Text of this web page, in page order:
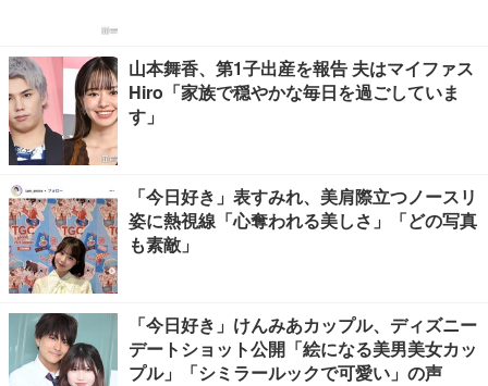
山本舞香、第1子出産を報告 夫はマイファス
Hiro「家族で穏やかな毎日を過ごしていま
す」
「今日好き」表すみれ、美肩際立つノースリ
姿に熱視線「心奪われる美しさ」「どの写真
も素敵」
「今日好き」けんみあカップル、ディズニー
デートショット公開「絵になる美男美女カッ
プル」「シミラールックで可愛い」の声